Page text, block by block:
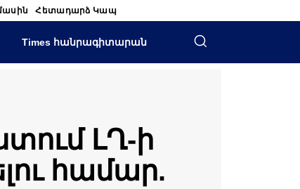
Հետադարձ Կապ
Times հանրագիտարան
ԼՂ-ի
համար.